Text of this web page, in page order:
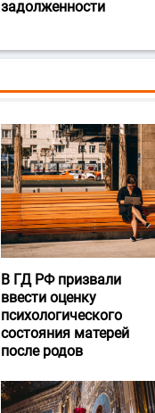
задолженности
В ГД РФ призвали
ввести оценку
психологического
состояния матерей
после родов